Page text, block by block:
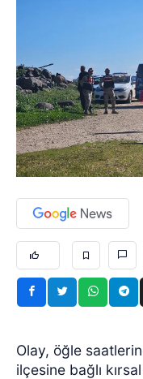
Olay, öğle
ilçesine bağlı